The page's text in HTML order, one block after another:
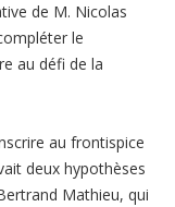
de M. Nicolas
le
au défi de la
au frontispice
deux hypothèses
Mathieu, qui